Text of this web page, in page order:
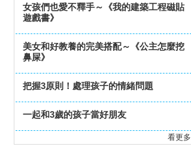
女孩們也愛不釋手～《我的建築工程磁貼
遊戲書》
美女和好教養的完美搭配～《公主怎麼挖
鼻屎》
把握3原則！處理孩子的情緒問題
一起和3歲的孩子當好朋友
看更多